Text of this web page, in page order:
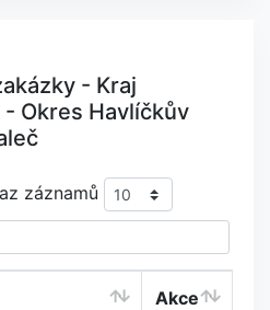
- Kraj
Okres Havlíčkův
záznamů
Akce